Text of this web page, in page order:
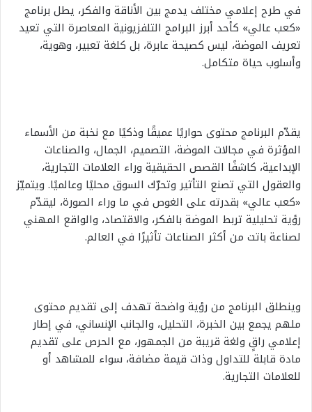
في طرح إعلامي مختلف يدمج بين الأناقة والفكر، يطل برنامج
«كعب عالي» كأحد أبرز البرامج التلفزيونية المعاصرة التي تعيد
تعريف الموضة، ليس كصيحة عابرة، بل كلغة تعبير، وهوية،
وأسلوب حياة متكامل.
يقدّم البرنامج محتوى حواريًا عميقًا وذكيًا مع نخبة من الأسماء
المؤثرة في مجالات الموضة، التصميم، الجمال، والصناعات
الإبداعية، كاشفًا القصص الحقيقية وراء العلامات التجارية،
والعقول التي تصنع التأثير وتحرّك السوق محليًا وعالميًا. ويتميّز
«كعب عالي» بقدرته على الغوص في ما وراء الصورة، ليقدّم
رؤية تحليلية تربط الموضة بالفكر، والاقتصاد، والواقع المهني
لصناعة باتت من أكثر الصناعات تأثيرًا في العالم.
وينطلق البرنامج من رؤية واضحة تهدف إلى تقديم محتوى
ملهم يجمع بين الخبرة، التحليل، والجانب الإنساني، في إطار
إعلامي راقٍ ولغة قريبة من الجمهور، مع الحرص على تقديم
مادة قابلة للتداول وذات قيمة مضافة، سواء للمشاهد أو
للعلامات التجارية.